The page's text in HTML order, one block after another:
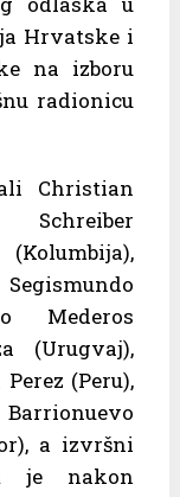
Hrvatske i
na izboru
radionicu
Christian
(Kolumbija),
Mederos
(Urugvaj),
(Peru),
a izvršni
je nakon